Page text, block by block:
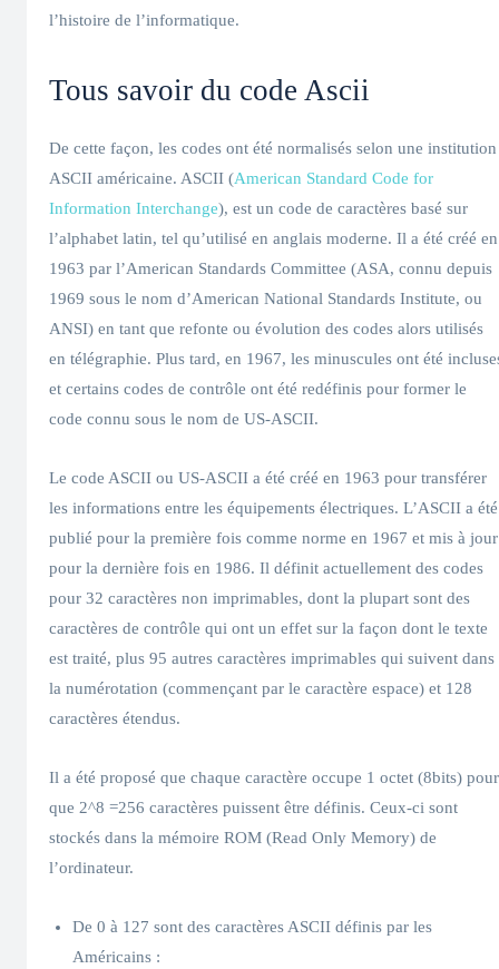
l’histoire de l’informatique.
Tous savoir du code Ascii
De cette façon, les codes ont été normalisés selon une institution
ASCII américaine. ASCII (American Standard Code for
Information Interchange), est un code de caractères basé sur
l’alphabet latin, tel qu’utilisé en anglais moderne. Il a été créé en
1963 par l’American Standards Committee (ASA, connu depuis
1969 sous le nom d’American National Standards Institute, ou
ANSI) en tant que refonte ou évolution des codes alors utilisés
en télégraphie. Plus tard, en 1967, les minuscules ont été
et certains codes de contrôle ont été redéfinis pour former le
code connu sous le nom de US-ASCII.
Le code ASCII ou US-ASCII a été créé en 1963 pour transférer
les informations entre les équipements électriques. L’ASCII a été
publié pour la première fois comme norme en 1967 et mis à jour
pour la dernière fois en 1986. Il définit actuellement des codes
pour 32 caractères non imprimables, dont la plupart sont des
caractères de contrôle qui ont un effet sur la façon dont le texte
est traité, plus 95 autres caractères imprimables qui suivent dans
la numérotation (commençant par le caractère espace) et 128
caractères étendus.
Il a été proposé que chaque caractère occupe 1 octet (8bits) pour
que 2^8 =256 caractères puissent être définis. Ceux-ci sont
stockés dans la mémoire ROM (Read Only Memory) de
l’ordinateur.
De 0 à 127 sont des caractères ASCII définis par les
Américains :